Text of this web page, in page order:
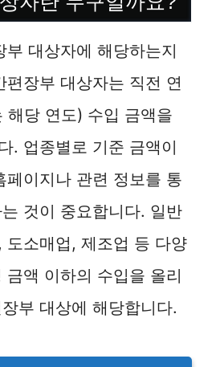
부 대상자에 해당하는지
편장부 대상자는 직전 연
해당 연도) 수입 금액을
. 업종별로 기준 금액이
페이지나 관련 정보를 통
것이 중요합니다. 일반
도소매업, 제조업 등 다양
금액 이하의 수입을 올리
부 대상에 해당합니다.